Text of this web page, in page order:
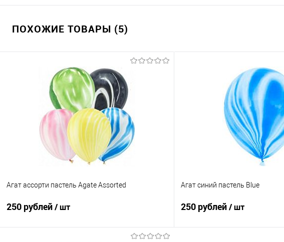
ПОХОЖИЕ ТОВАРЫ (5)
Агат ассорти пастель Agate Assorted
250 рублей/ шт
Агат синий пастель Blue
250 рублей/ шт